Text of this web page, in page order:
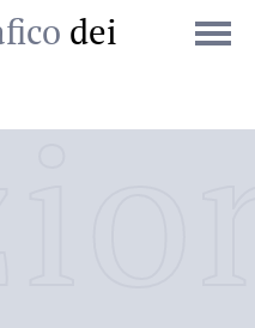
dei